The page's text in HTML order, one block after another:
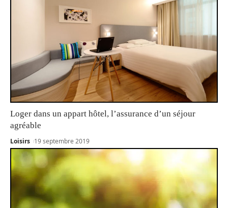
Loger dans un appart hôtel, l’assurance d’un séjour
agréable
Loisirs 19 septembre 2019